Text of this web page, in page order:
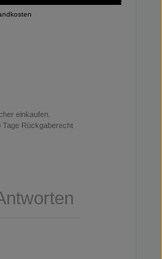
einkaufen.
Tage Rückgaberecht